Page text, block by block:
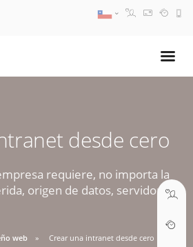
desde cero
requiere, no importa la
origen de datos, servidores,
web Crear una intranet desde cero
AM A 18:30 PM
ABRIR TICKET